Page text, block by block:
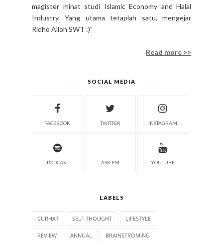
magister minat studi Islamic Economy and Halal
Industry. Yang utama tetaplah satu, mengejar
Ridho Alloh SWT :)"
Read more >>
SOCIAL MEDIA
FACEBOOK TWITTER INSTAGRAM
PODCAST ASK.FM YOUTUBE
LABELS
CURHAT SELF THOUGHT LIFESTYLE
REVIEW ANNUAL BRAINSTROMING